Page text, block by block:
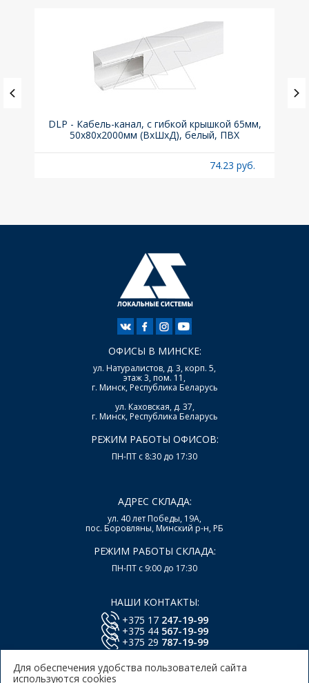
DLP - Кабель-канал, с гибкой крышкой 65мм,
50x80х2000мм (ВхШхД), белый, ПВХ
74.23 руб.
ОФИСЫ В МИНСКЕ:
ул. Натуралистов, д. 3, корп. 5,
этаж 3, пом. 11,
г. Минск, Республика Беларусь
ул. Каховская, д. 37,
г. Минск, Республика Беларусь
РЕЖИМ РАБОТЫ ОФИСОВ:
ПН-ПТ с 8:30 до 17:30
АДРЕС СКЛАДА:
ул. 40 лет Победы, 19А,
пос. Боровляны, Минский р-н, РБ
РЕЖИМ РАБОТЫ СКЛАДА:
ПН-ПТ с 9:00 до 17:30
НАШИ КОНТАКТЫ:
+375 17 247-19-99
+375 44 567-19-99
+375 29 787-19-99
Для обеспечения удобства пользователей сайта
используются cookies